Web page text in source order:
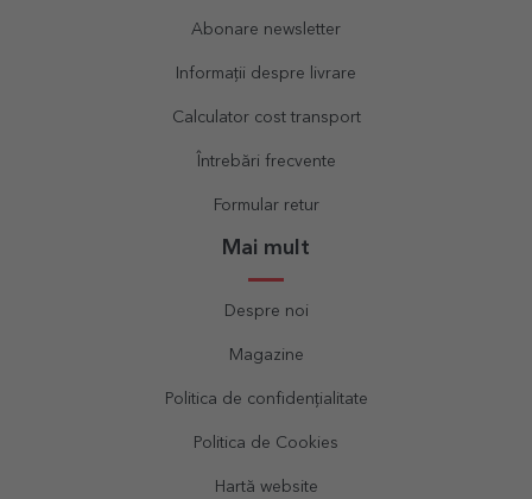
Abonare newsletter
Informații despre livrare
Calculator cost transport
Întrebări frecvente
Formular retur
Mai mult
Despre noi
Magazine
Politica de confidențialitate
Politica de Cookies
Hartă website